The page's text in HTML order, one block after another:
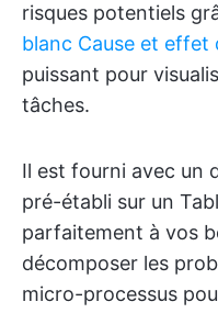
risques potentiels
blanc Cause et effet
puissant pour
tâches.
Il est fourni avec un
pré-établi sur un
parfaitement à vos
décomposer les
micro-processus